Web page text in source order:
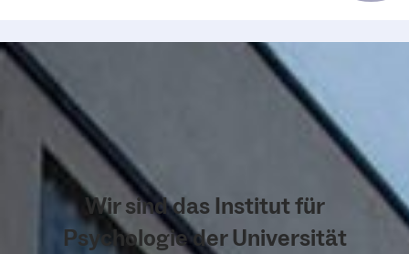
Wir sind das Institut für
Psychologie der Universität